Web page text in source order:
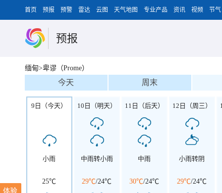
首页 预报 预警 雷达 云图 天气地图 专业产品 资讯 视频 节气
预报
缅甸>卑谬（Prome）
今天 周末
9日（今天）
小雨
25℃
10日（明天）
中雨转小雨
29℃/24℃
11日（后天）
中雨
30℃/24℃
12日（周三）
小雨转阴
29℃/24℃